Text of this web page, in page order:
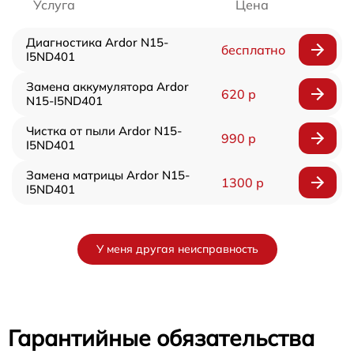
Услуга Цена
Диагностика Ardor N15-
I5ND401
бесплатно
Замена аккумулятора Ardor
N15-I5ND401
620 р
Чистка от пыли Ardor N15-
I5ND401
990 р
Замена матрицы Ardor N15-
I5ND401
1300 р
У меня другая неисправность
Гарантийные обязательства